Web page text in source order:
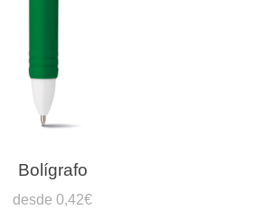
Bolígrafo
desde 0,42€